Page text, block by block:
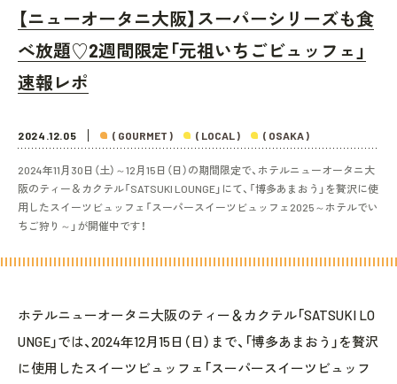
【ニューオータニ大阪】スーパーシリーズも食
べ放題♡2週間限定「元祖いちごビュッフェ」
速報レポ
2024.12.05 ( GOURMET ) ( LOCAL ) ( OSAKA )
2024年11月30日（土）～12月15日（日）の期間限定で、ホテルニューオータニ大
阪のティー＆カクテル「SATSUKI LOUNGE」にて、「博多あまおう」を贅沢に使
用したスイーツビュッフェ「スーパースイーツビュッフェ2025～ホテルでい
ちご狩り～」が開催中です！
ホテルニューオータニ大阪のティー＆カクテル「SATSUKI LO
UNGE」では、2024年12月15日（日）まで、「博多あまおう」を贅沢
に使用したスイーツビュッフェ「スーパースイーツビュッフ